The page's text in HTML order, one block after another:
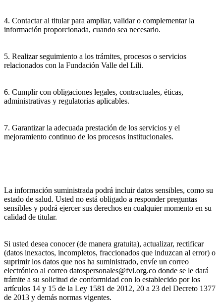
4. Contactar al titular para ampliar, validar o complementar la
información proporcionada, cuando sea necesario.
5. Realizar seguimiento a los trámites, procesos o servicios
relacionados con la Fundación Valle del Lili.
6. Cumplir con obligaciones legales, contractuales, éticas,
administrativas y regulatorias aplicables.
7. Garantizar la adecuada prestación de los servicios y el
mejoramiento continuo de los procesos institucionales.
La información suministrada podrá incluir datos sensibles, como su
estado de salud. Usted no está obligado a responder preguntas
sensibles y podrá ejercer sus derechos en cualquier momento en su
calidad de titular.
Si usted desea conocer (de manera gratuita), actualizar, rectificar
(datos inexactos, incompletos, fraccionados que induzcan al error) o
suprimir los datos que nos ha suministrado, envíe un correo
electrónico al correo datospersonales@fvl.org.co donde se le dará
trámite a su solicitud de conformidad con lo establecido por los
artículos 14 y 15 de la Ley 1581 de 2012, 20 a 23 del Decreto 1377
de 2013 y demás normas vigentes.